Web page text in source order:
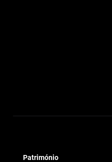
Património